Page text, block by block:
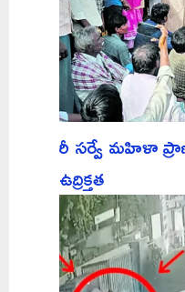
రీ సర్వే మహిళా
ఉద్రిక్తత